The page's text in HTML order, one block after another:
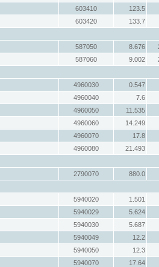
603410
123.5
603420
133.7
587050 8.676
587060 9.002
4960030
0.547
4960040
7.6
4960050
11.535
4960060
14.249
4960070
17.8
4960080
21.493
2790070
880.0
5940020
1.501
5940029
5.624
5940030
5.687
5940049
12.2
5940050
12.3
5940070
17.64